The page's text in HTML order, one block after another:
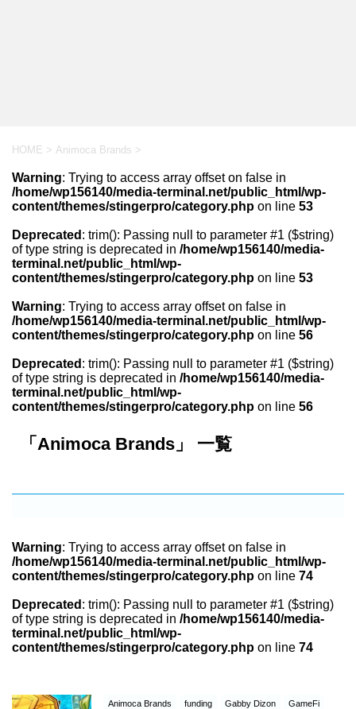
HOME > Animoca Brands >
Warning: Trying to access array offset on false in
/home/wp156140/media-terminal.net/public_html/wp-
content/themes/stingerpro/category.php on line 53
Deprecated : trim(): Passing null to parameter #1 ($string)
of type string is deprecated in /home/wp156140/media-
terminal.net/public_html/wp-
content/themes/stingerpro/category.php on line 53
Warning: Trying to access array offset on false in
/home/wp156140/media-terminal.net/public_html/wp-
content/themes/stingerpro/category.php on line 56
Deprecated : trim(): Passing null to parameter #1 ($string)
of type string is deprecated in /home/wp156140/media-
terminal.net/public_html/wp-
content/themes/stingerpro/category.php on line 56
「Animoca Brands」 一覧
Warning: Trying to access array offset on false in
/home/wp156140/media-terminal.net/public_html/wp-
content/themes/stingerpro/category.php on line 74
Deprecated : trim(): Passing null to parameter #1 ($string)
of type string is deprecated in /home/wp156140/media-
terminal.net/public_html/wp-
content/themes/stingerpro/category.php on line 74
Animoca Brands funding Gabby Dizon GameFi